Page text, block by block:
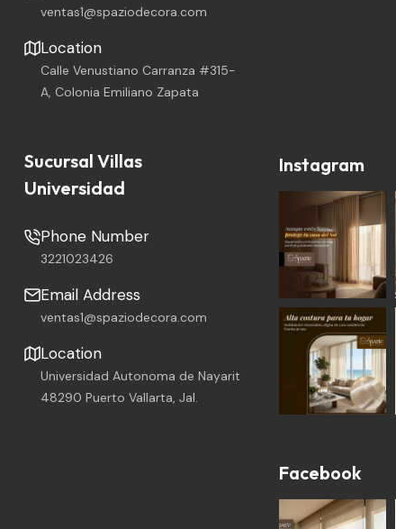
ventas1@spaziodecora.com
Location
Calle Venustiano Carranza #315-
A, Colonia Emiliano Zapata
Sucursal Villas
Universidad
Phone Number
3221023426
Email Address
ventas1@spaziodecora.com
Location
Universidad Autonoma de Nayarit
48290 Puerto Vallarta, Jal.
Instagram
Facebook